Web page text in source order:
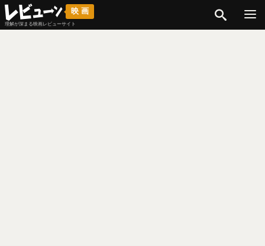
映画
理解が深まる映画レビューサイト